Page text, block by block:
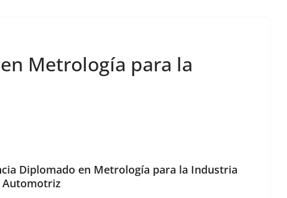
Metrología para la
Diplomado en Metrología para la Industria
Automotriz